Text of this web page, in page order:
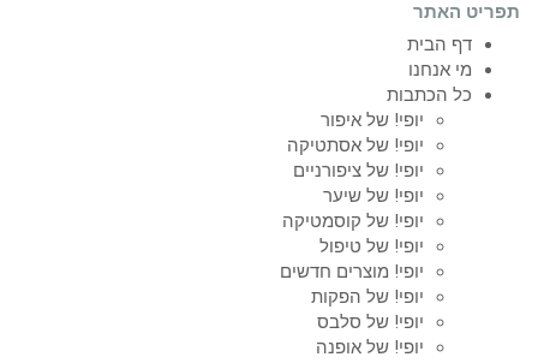
תפריט האתר
דף הבית
מי אנחנו
כל הכתבות
יופי! של איפור
יופי! של אסתטיקה
יופי! של ציפורניים
יופי! של שיער
יופי! של קוסמטיקה
יופי! של טיפול
יופי! מוצרים חדשים
יופי! של הפקות
יופי! של סלבס
יופי! של אופנה